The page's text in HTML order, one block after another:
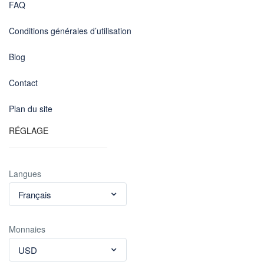
FAQ
Conditions générales d’utilisation
Blog
Contact
Plan du site
RÉGLAGE
Langues
Français
Monnaies
USD